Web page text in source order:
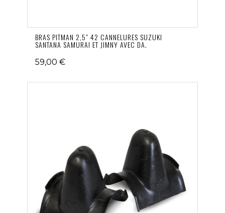
BRAS PITMAN 2,5" 42 CANNELURES SUZUKI
SANTANA SAMURAI ET JIMNY AVEC DA.
59,00 €